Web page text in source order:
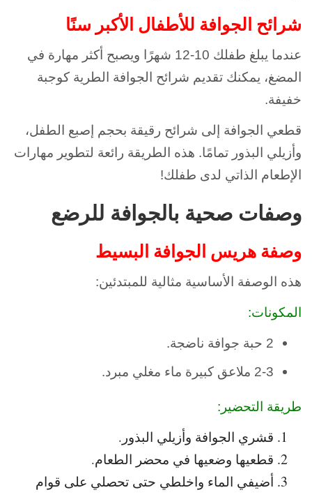
شرائح الجوافة للأطفال الأكبر سنًا
عندما يبلغ طفلك 10-12 شهرًا ويصبح أكثر مهارة في
المضغ، يمكنك تقديم شرائح الجوافة الطرية كوجبة
خفيفة.
قطعي الجوافة إلى شرائح رقيقة بحجم إصبع الطفل،
وأزيلي البذور تمامًا. هذه الطريقة رائعة لتطوير مهارات
الإطعام الذاتي لدى طفلك!
وصفات صحية بالجوافة للرضع
وصفة هريس الجوافة البسيط
هذه الوصفة الأساسية مثالية للمبتدئين:
المكونات:
2 حبة جوافة ناضجة.
2-3 ملاعق كبيرة ماء مغلي مبرد.
طريقة التحضير:
قشري الجوافة وأزيلي البذور.
قطعيها وضعيها في محضر الطعام.
أضيفي الماء واخلطي حتى تحصلي على قوام